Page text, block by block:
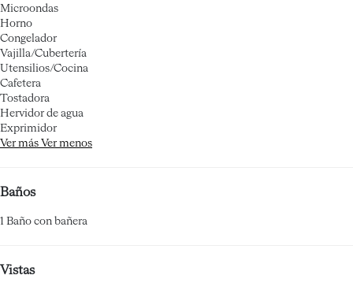
Microondas
Horno
Congelador
Vajilla/Cubertería
Utensilios/Cocina
Cafetera
Tostadora
Hervidor de agua
Exprimidor
Ver más Ver menos
Baños
1 Baño con bañera
Vistas